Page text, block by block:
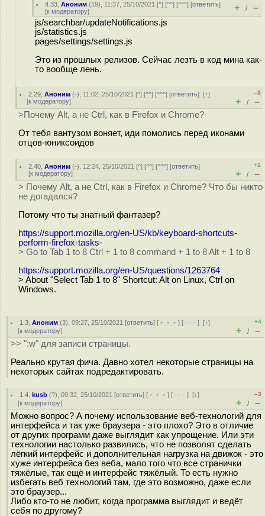
4.33 ,Аноним (19), 11:37, 25/10/2021 [^] [^^] [^^^] [ответить]
[к модератору] + / –
js/searchbar/updateNotifications.js
js/statistics.js
pages/settings/settings.js
Это из прошлых релизов. Сейчас лезть в код мина как-
то вообще лень.
2.29 ,Аноним (-), 11:02, 25/10/2021 [^] [^^] [^^^] [ответить][↑]
[к модератору]
–3
+ / –
>Почему Alt, а не Ctrl, как в Firefox и Chrome?
От тебя вантузом воняет, иди помолись перед иконами
отцов-юниксоидов
2.40 ,Аноним (-), 12:24, 25/10/2021 [^] [^^] [^^^] [ответить]
[к модератору]
+1
+ / –
> Почему Alt, а не Ctrl, как в Firefox и Chrome? Что бы никто
не догадался?
Потому что ты знатный фантазер?
https://support.mozilla.org/en-US/kb/keyboard-shortcuts-
perform-firefox-tasks-
> Go to Tab 1 to 8 Ctrl + 1 to 8 command + 1 to 8 Alt + 1 to 8
https://support.mozilla.org/en-US/questions/1263764
> About "Select Tab 1 to 8" Shortcut: Alt on Linux, Ctrl on
Windows.
1.3 ,Аноним (3), 09:27, 25/10/2021 [ответить] [ ﹢﹢﹢] [ · · ·][↑]
[к модератору]
+4
+ / –
>> ":w" для записи страницы.
Реально крутая фича. Давно хотел некоторые страницы на
некоторых сайтах подредактировать.
1.4 ,kusb (?), 09:32, 25/10/2021 [ответить] [ ﹢﹢﹢] [ · · ·][↓]
[к модератору]
–3
+ / –
Можно вопрос? А почему использование веб-технологий для
интерфейса и так уже браузера - это плохо? Это в отличие
от других программ даже выглядит как упрощение. Или эти
технологии настолько развились, что не позволят сделать
лёгкий интерфейс и дополнительная нагрузка на движок - это
хуже интерфейса без веба, мало того что все странички
тяжёлые, так ещё и интерфейс тяжёлый. То есть нужно
избегать веб технологий там, где это возможно, даже если
это браузер...
Либо кто-то не любит, когда программа выглядит и ведёт
себя по другому?